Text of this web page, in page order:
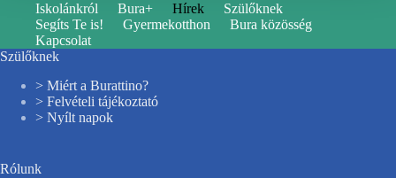
Iskolánkról Bura+ Hírek
Szülőknek
Segíts Te is!
Gyermekotthon
Bura közösség
Kapcsolat
Szülőknek
> Miért a Burattino?
> Felvételi tájékoztató
> Nyílt napok
Rólunk